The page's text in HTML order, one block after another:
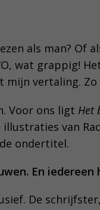
als man? Of
wat grappig!
mijn vertaling.
Voor ons ligt Het
van
ondertitel.
En
De